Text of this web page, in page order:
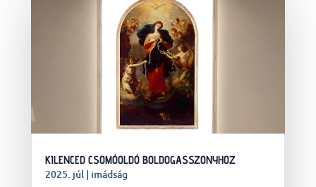
KILENCED CSOMÓOLDÓ BOLDOGASSZONYHOZ
2025. júl| imádság